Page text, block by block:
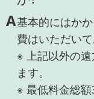
A基本的にはか
費はいただいて
※ 上記以外の
ます。
※ 最低料金総額